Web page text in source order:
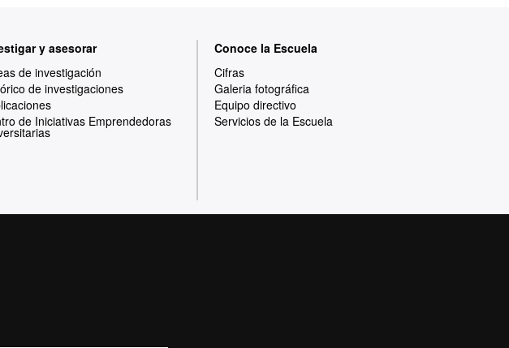
y asesorar
de investigación
de investigaciones
de Iniciativas Emprendedoras
Conoce la Escuela
Cifras
Galeria fotográfica
Equipo directivo
Servicios de la Escuela
imparte una docencia de calidad, diversificada, multidisciplinaria y
de la sociedad y adaptada a los nuevos modelos de la Europa del